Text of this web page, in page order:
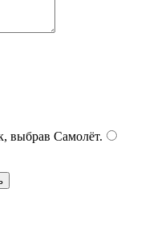
выбрав Самолёт.